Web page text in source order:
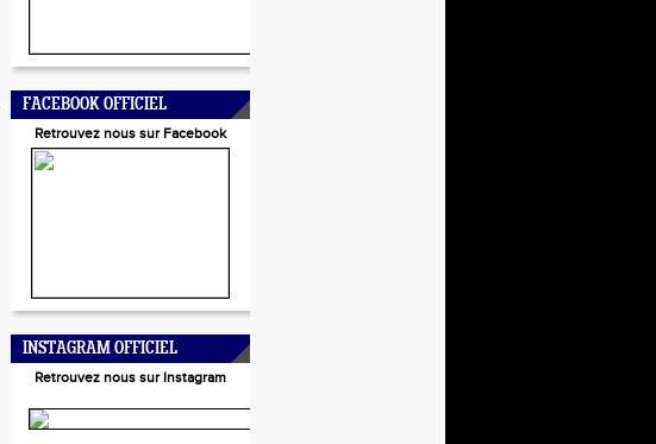
FACEBOOK OFFICIEL
Retrouvez nous sur Facebook
INSTAGRAM OFFICIEL
Retrouvez nous sur Instagram